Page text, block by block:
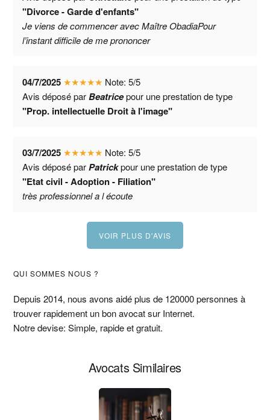
"Divorce - Garde d'enfants"
Je viens de commencer avec Maître ObadiaPour
l’instant difficile de me prononcer
04/7/2025 ★★★★★ Note:5/5
Avis déposé par Beatricepour une prestation de type
"Prop. intellectuelle Droit à l'image"
03/7/2025 ★★★★★ Note:5/5
Avis déposé parPatrickpour une prestation de type
"Etat civil - Adoption - Filiation"
très professionnel a l écoute
VOIR PLUS D'AVIS
Barre
latérale
principale
QUI SOMMES NOUS ?
Depuis 2014, nous avons aidé plus de 120000 personnes à
trouver rapidement un bon avocat sur Internet.
Notre devise: Simple, rapide et gratuit.
Avocats Similaires